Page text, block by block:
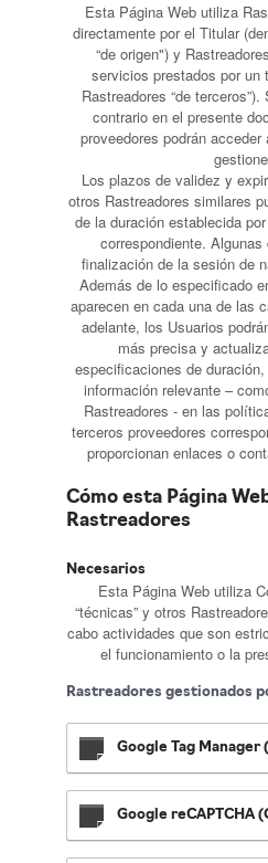
Esta Página Web utiliza
directamente por el Titular
“de origen") y
servicios prestados por un
Rastreadores “de
contrario en el presente
proveedores podrán
Los plazos de validez y
otros Rastreadores similares
de la duración establecida
correspondiente.
finalización de la sesión de
Además de lo especificado
aparecen en cada una de las
adelante, los Usuarios
más precisa y
especificaciones de
información relevante –
Rastreadores - en las
terceros proveedores
proporcionan enlaces o
Cómo esta Página
Rastreadores
Necesarios
Esta Página Web utiliza
“técnicas” y otros
cabo actividades que son
el funcionamiento o la
Rastreadores gestionados
Google Tag Manager
Google reCAPTCHA